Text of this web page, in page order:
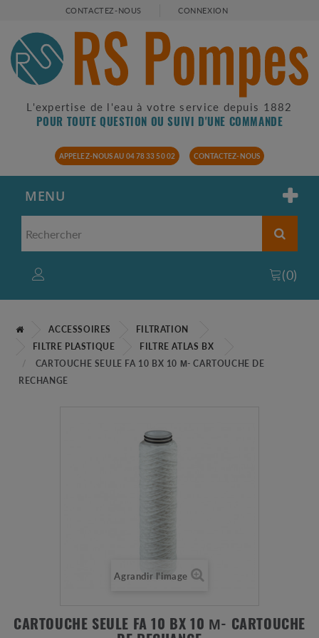
CONTACTEZ-NOUS CONNEXION
L'expertise de l'eau à votre service depuis 1882
POUR TOUTE QUESTION OU SUIVI D'UNE COMMANDE
APPELEZ-NOUS AU 04 78 33 50 02 CONTACTEZ-NOUS
MENU
(0)
ACCESSOIRES
FILTRATION
FILTRE PLASTIQUE
FILTRE ATLAS BX
CARTOUCHE SEULE FA 10 BX 10 Μ- CARTOUCHE DE
RECHANGE
Agrandir l'image
CARTOUCHE SEULE FA 10 BX 10 Μ- CARTOUCHE